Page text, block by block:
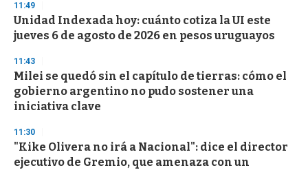
11:49
Unidad Indexada hoy: cuánto cotiza la UI este
jueves 6 de agosto de 2026 en pesos uruguayos
11:43
Milei se quedó sin el capítulo de tierras: cómo el
gobierno argentino no pudo sostener una
iniciativa clave
11:30
"Kike Olivera no irá a Nacional": dice el director
ejecutivo de Gremio, que amenaza con un